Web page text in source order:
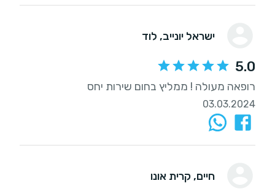
ישראל יונייב, לוד
5.0
רופאה מעולה ! ממליץ בחום שירות יחס
03.03.2024
חיים, קרית אונו